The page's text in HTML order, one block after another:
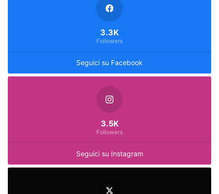
Seguici su Facebook
3.3K
Followers
Seguici su Instagram
3.5K
Followers